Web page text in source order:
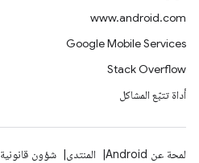
www.android.com
Google Mobile Services
Stack Overflow
أداة تتبّع المشاكل
لمحة عن Android المنتدى شؤون قانونية